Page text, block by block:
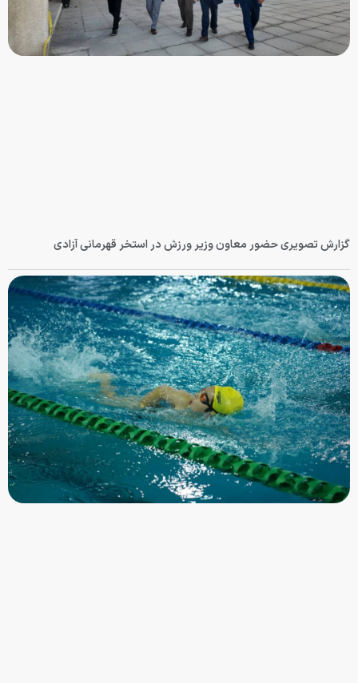
گزارش تصویری حضور معاون وزیر ورزش در استخر قهرمانی آزادی